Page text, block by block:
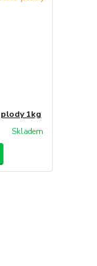
1kg
Skladem